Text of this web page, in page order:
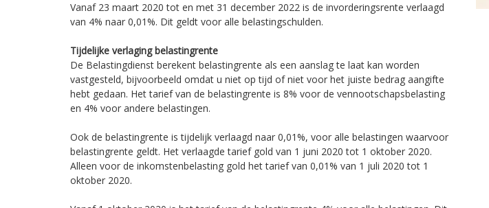
Vanaf 23 maart 2020 tot en met 31 december 2022 is de invorderingsrente verlaagd
van 4% naar 0,01%. Dit geldt voor alle belastingschulden.
Tijdelijke verlaging belastingrente
De Belastingdienst berekent belastingrente als een aanslag te laat kan worden
vastgesteld, bijvoorbeeld omdat u niet op tijd of niet voor het juiste bedrag aangifte
hebt gedaan. Het tarief van de belastingrente is 8% voor de vennootschapsbelasting
en 4% voor andere belastingen.
Ook de belastingrente is tijdelijk verlaagd naar 0,01%, voor alle belastingen waarvoor
belastingrente geldt. Het verlaagde tarief gold van 1 juni 2020 tot 1 oktober 2020.
Alleen voor de inkomstenbelasting gold het tarief van 0,01% van 1 juli 2020 tot 1
oktober 2020.